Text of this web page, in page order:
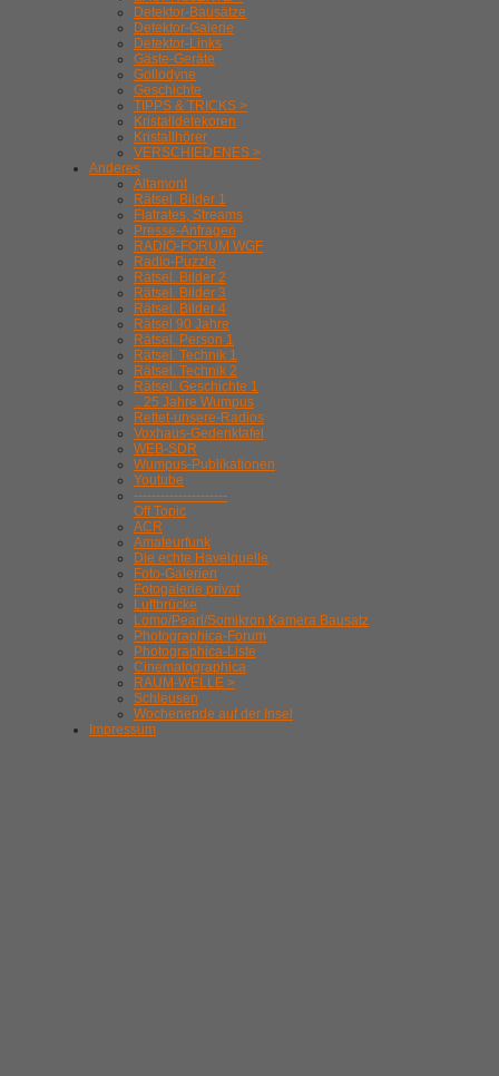
Detektor-Bausätze
Detektor-Galerie
Detektor-Links
Gäste-Geräte
Gollodyne
Geschichte
TIPPS & TRICKS >
Kristalldetekoren
Kristallhörer
VERSCHIEDENES >
Anderes
Altamont
Rätsel. Bilder 1
Flatrates, Streams
Presse-Anfragen
RADIO-FORUM WGF
Radio-Puzzle
Rätsel. Bilder 2
Rätsel. Bilder 3
Rätsel. Bilder 4
Rätsel 90 Jahre
Rätsel. Person 1
Rätsel. Technik 1
Rätsel. Technik 2
Rätsel. Geschichte 1
.. 25 Jahre Wumpus
Rettet-unsere-Radios
Voxhaus-Gedenktafel
WEB-SDR
Wumpus-Publikationen
Youtube
---------------------
Off Topic
ACR
Amateurfunk
Die echte Havelquelle
Foto-Galerien
Fotogalerie privat
Luftbrücke
Lomo/Pearl/Somikron Kamera Bausatz
Photographica-Forum
Photographica-Liste
Cinematographica
RAUM-WELLE >
Schleusen
Wochenende auf der Insel
Impressum